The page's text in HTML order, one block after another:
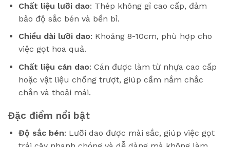
Chất liệu lưỡi dao: Thép không gỉ cao cấp, đảm
bảo độ sắc bén và bền bỉ.
Chiều dài lưỡi dao: Khoảng 8-10cm, phù hợp cho
việc gọt hoa quả.
Chất liệu cán dao: Cán được làm từ nhựa cao cấp
hoặc vật liệu chống trượt, giúp cầm nắm chắc
chắn và thoải mái.
Đặc điểm nổi bật
Độ sắc bén: Lưỡi dao được mài sắc, giúp việc gọt